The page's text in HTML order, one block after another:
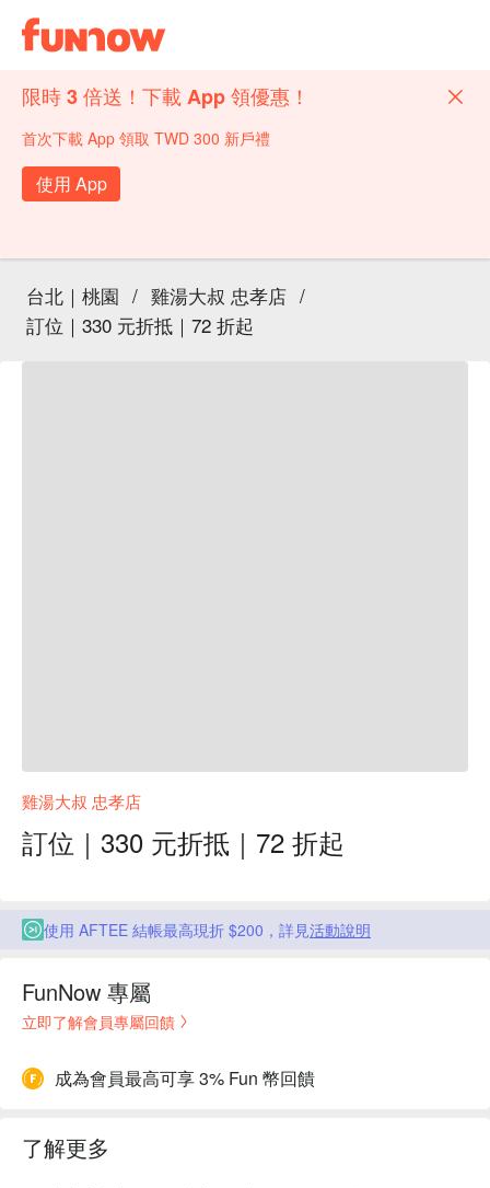
限時 3 倍送！下載 App 領優惠！
首次下載 App 領取 TWD 300 新戶禮
使用 App
台北｜桃園 / 雞湯大叔 忠孝店 /
訂位｜330 元折抵｜72 折起
雞湯大叔 忠孝店
訂位｜330 元折抵｜72 折起
使用 AFTEE 結帳最高現折 $200，詳見活動說明
FunNow 專屬
立即了解會員專屬回饋
成為會員最高可享 3% Fun 幣回饋
了解更多